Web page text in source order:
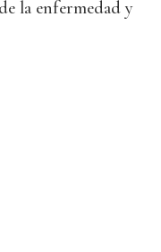
la enfermedad y